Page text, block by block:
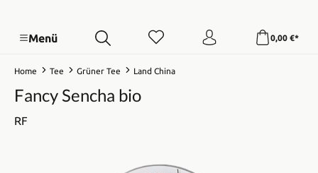
Menü 0,00 €*
Home Tee Grüner Tee Land China
Fancy Sencha bio
RF
Bildergalerie überspringen